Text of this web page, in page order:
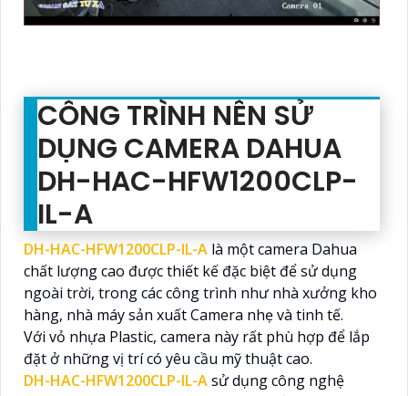
CÔNG TRÌNH NÊN SỬ
DỤNG CAMERA DAHUA
DH-HAC-HFW1200CLP-
IL-A
DH-HAC-HFW1200CLP-IL-A là một camera Dahua
chất lượng cao được thiết kế đặc biệt để sử dụng
ngoài trời, trong các công trình như nhà xưởng kho
hàng, nhà máy sản xuất Camera nhẹ và tinh tế.
Với vỏ nhựa Plastic, camera này rất phù hợp để lắp
đặt ở những vị trí có yêu cầu mỹ thuật cao.
DH-HAC-HFW1200CLP-IL-Asử dụng công nghệ